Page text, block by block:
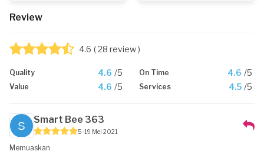
Review
4.6 ( 28 review )
Quality 4.6 /5 On Time 4.6 /5
Value 4.6 /5 Services 4.5 /5
Smart Bee 363
5 19 Mei 2021
Memuaskan